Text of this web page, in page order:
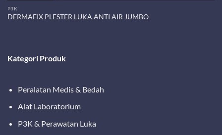
P3K
DERMAFIX PLESTER LUKA ANTI AIR JUMBO
Kategori Produk
Peralatan Medis & Bedah
Alat Laboratorium
P3K & Perawatan Luka